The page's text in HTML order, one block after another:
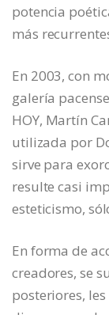
potencia
más
En 2003, con
galería
HOY, Martín
utilizada por
sirve para
resulte casi
esteticismo,
En forma de
creadores, se
posteriores,